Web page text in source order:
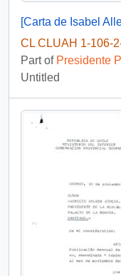
[Carta de Isabel
CL CLUAH 1-106-
Part of Presidente
Untitled